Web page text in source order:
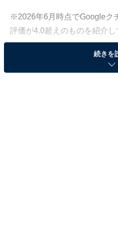
※2026年6月時点でGoogleク
評価が4.0超えのものを紹介し
この記事の執筆者：
いもの部
続きを